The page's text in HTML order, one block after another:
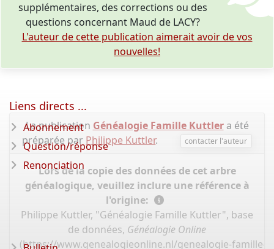
supplémentaires, des corrections ou des
questions concernant Maud de LACY?
L'auteur de cette publication aimerait avoir de vos
nouvelles!
La publication Généalogie Famille Kuttlera été
préparée par Philippe Kuttler. contacter l'auteur
Lors de la copie des données de cet arbre
généalogique, veuillez inclure une référence à
l'origine:
Philippe Kuttler, "Généalogie Famille Kuttler", base
de données, Généalogie Online
(https://www.genealogieonline.nl/genealogie-famille-
Liens directs ...
Abonnement
Question/réponse
Renonciation